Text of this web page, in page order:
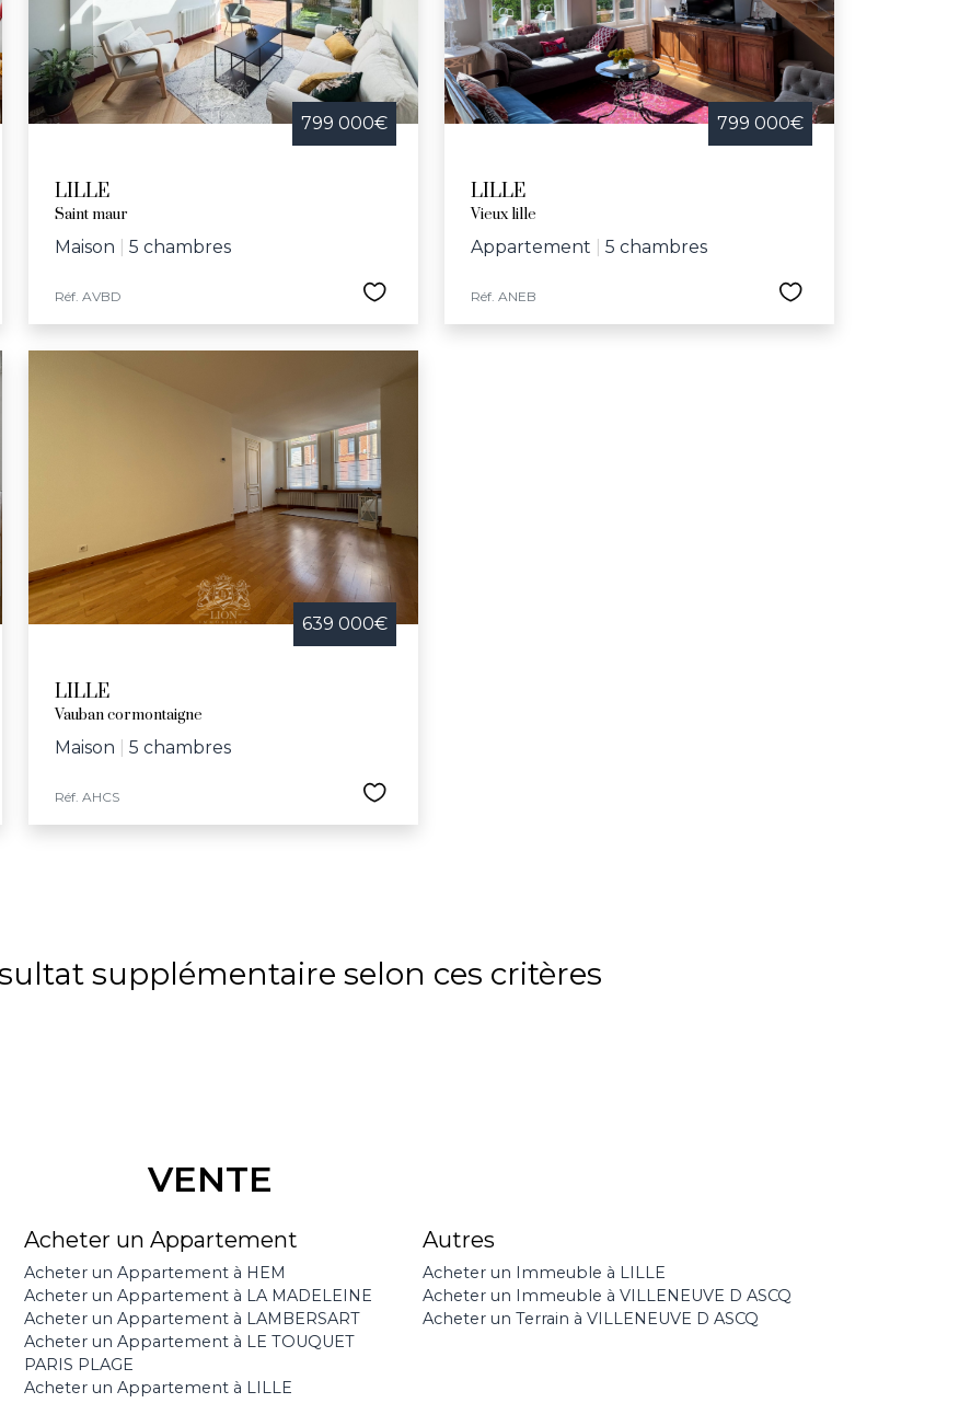
799 000€
LILLE
Saint maur
Maison 5 chambres
Réf. AVBD
799 000€
LILLE
Vieux lille
Appartement 5 chambres
Réf. ANEB
639 000€
LILLE
Vauban cormontaigne
Maison 5 chambres
Réf. AHCS
supplémentaire selon ces critères
VENTE
Acheter un Appartement
Acheter un Appartement à HEM
Acheter un Appartement à LA MADELEINE
Acheter un Appartement à LAMBERSART
Acheter un Appartement à LE TOUQUET
PARIS PLAGE
Acheter un Appartement à LILLE
Autres
Acheter un Immeuble à LILLE
Acheter un Immeuble à VILLENEUVE D ASCQ
Acheter un Terrain à VILLENEUVE D ASCQ